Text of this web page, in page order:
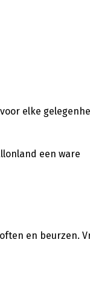
elke
een ware
en beurzen.